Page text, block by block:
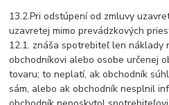
13.2.Pri odstúpení od zmluvy
uzavretej mimo prevádzkových
12.1. znáša spotrebiteľ len náklady
obchodníkovi alebo osobe určenej
tovaru; to neplatí, ak obchodník
sám, alebo ak obchodník nesplnil